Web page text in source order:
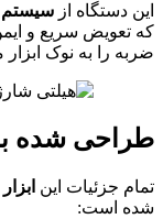
این دستگاه از سیستم
که تعویض سریع و
ضربه را به نوک
طراحی شده
تمام جزئیات این
شده است: